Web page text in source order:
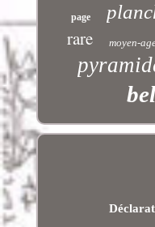
page
rare moyen-